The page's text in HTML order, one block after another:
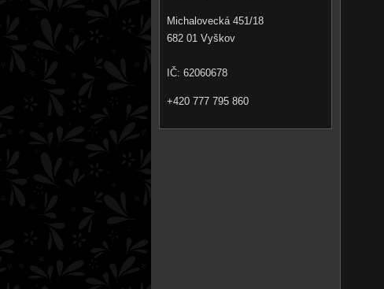
Michalovecká 451/18
682 01 Vyškov
IČ: 62060678
+420 777 795 860